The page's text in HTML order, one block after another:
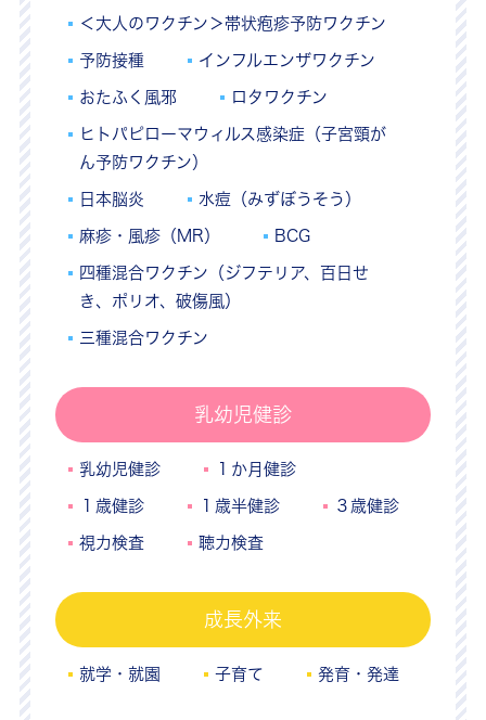
＜大人のワクチン＞帯状疱疹予防ワクチン
予防接種 インフルエンザワクチン
おたふく風邪 ロタワクチン
ヒトパピローマウィルス感染症（子宮頸が
ん予防ワクチン）
日本脳炎 水痘（みずぼうそう）
麻疹・風疹（MR） BCG
四種混合ワクチン（ジフテリア、百日せ
き、ポリオ、破傷風）
三種混合ワクチン
乳幼児健診
乳幼児健診 １か月健診
１歳健診 １歳半健診 ３歳健診
視力検査 聴力検査
成長外来
就学・就園 子育て 発育・発達